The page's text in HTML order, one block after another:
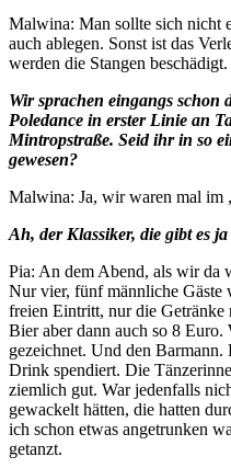
Malwina: Man sollte sich nicht
auch ablegen. Sonst ist das
werden die Stangen beschädigt.
Wir sprachen eingangs schon
Poledance in erster Linie an
Mintropstraße. Seid ihr in so
gewesen?
Malwina: Ja, wir waren mal im
Ah, der Klassiker, die gibt es
Pia: An dem Abend, als wir da
Nur vier, fünf männliche Gäste
freien Eintritt, nur die Getränke
Bier aber dann auch so 8 Euro.
gezeichnet. Und den Barmann.
Drink spendiert. Die
ziemlich gut. War jedenfalls
gewackelt hätten, die hatten
ich schon etwas angetrunken
getanzt.